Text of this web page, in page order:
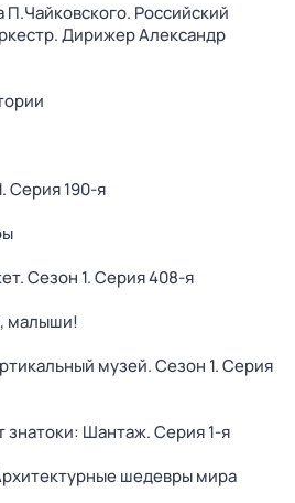
П.Чайковского. Российский
Дирижер Александр
. Серия 190-я
. Сезон 1. Серия 408-я
малыши!
музей. Сезон 1. Серия
знатоки: Шантаж. Серия 1-я
шедевры мира